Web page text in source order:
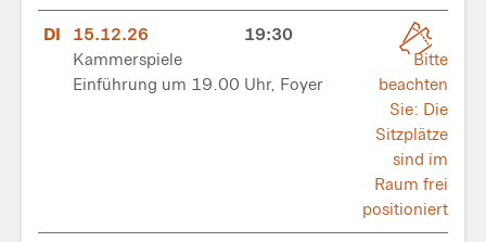
DI 15.12.26
19:30
Kammerspiele
Einführung um 19.00 Uhr, Foyer
Bitte
beachten
Sie: Die
Sitzplätze
sind im
Raum frei
positioniert